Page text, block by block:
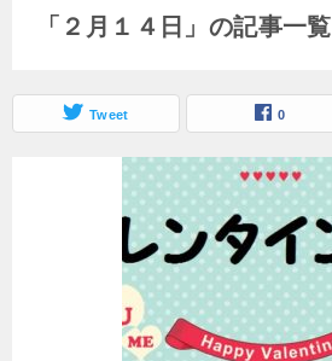
「２月１４日」の記事一覧
Tweet 0